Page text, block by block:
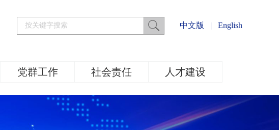
中文版 | English
党群工作 社会责任 人才建设